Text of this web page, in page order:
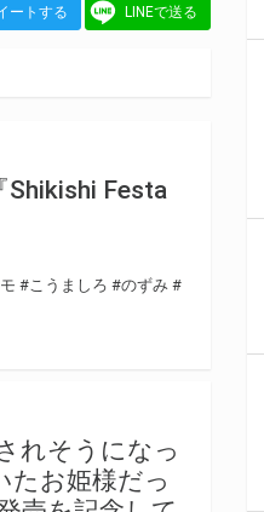
ートする LINEで送る
Festa
#こうましろ #のずみ #
れそうになっ
たお姫様だっ